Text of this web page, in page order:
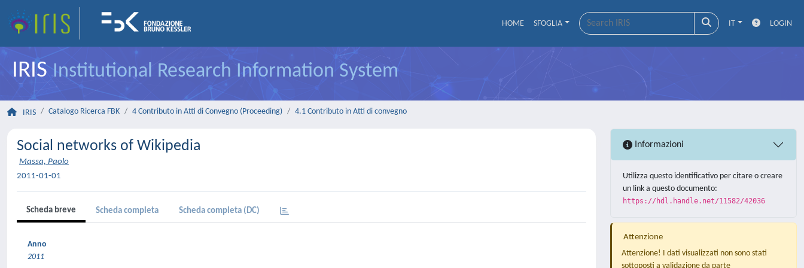
HOME SFOGLIA IT LOGIN
IRISInstitutional Research Information System
IRIS Catalogo Ricerca FBK 4 Contributo in Atti di Convegno (Proceeding) 4.1 Contributo in Atti di convegno
Social networks of Wikipedia
Massa, Paolo
2011-01-01
Scheda breve Scheda completa Scheda completa (DC)
Anno
2011
Informazioni
Utilizza questo identificativo per citare o creare
un link a questo documento:
https://hdl.handle.net/11582/42036
Attenzione
Attenzione! I dati visualizzati non sono stati
sottoposti a validazione da parte